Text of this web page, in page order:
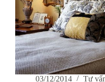
03/12/2014 Tư